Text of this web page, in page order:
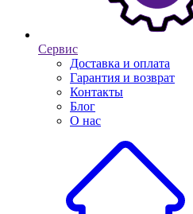
Сервис
Доставка и оплата
Гарантия и возврат
Контакты
Блог
О нас